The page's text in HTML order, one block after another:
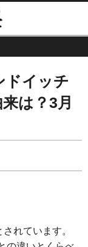
ドイッチ
は？3月
されています。